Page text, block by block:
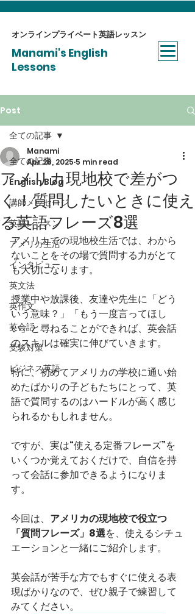
オンラインプライベート​英語レッスン
Manami's English
Lessons
Post
全ての記事
English Blog
講師メッセージ
英語レッスン
アメリカ生活
インタビュー
英文法
英作文
英会話
受験対策
ビジネス英語
全ての記事
アメリカ現地校で差がつ
く！質問したいときに使え
る英語フレーズ8選
Manami
Apr 28, 2025 5 min read
アメリカでの現地校生活では、わから
ないことをその場で質問する力がとて
も大切になります。
授業中や放課後、友達や先生に「どう
いう意味？」「もう一度言ってほし
い」と尋ねることができれば、英会話
のスキルは確実に伸びていきます。
特に、初めてアメリカの学校に通い始
めたばかりの子どもたちにとって、英
語で質問するのはハードルが高く感じ
られるかもしれません。
ですが、実は“使える定番フレーズ”を
いくつか覚えておくだけで、自信を持
って会話に参加できるようになりま
す。
今回は、 アメリカの現地校で役立つ
「質問フレーズ」8選を、使えるシチュ
エーションと一緒にご紹介します。
英会話が苦手な方でもすぐに使える表
現ばかりなので、ぜひ親子で練習して
みてください。